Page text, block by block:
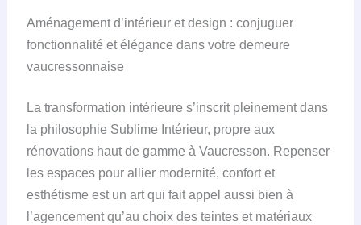
Aménagement d’intérieur et design : conjuguer
fonctionnalité et élégance dans votre demeure
vaucressonnaise
La transformation intérieure s’inscrit pleinement dans
la philosophie Sublime Intérieur, propre aux
rénovations haut de gamme à Vaucresson. Repenser
les espaces pour allier modernité, confort et
esthétisme est un art qui fait appel aussi bien à
l’agencement qu’au choix des teintes et matériaux